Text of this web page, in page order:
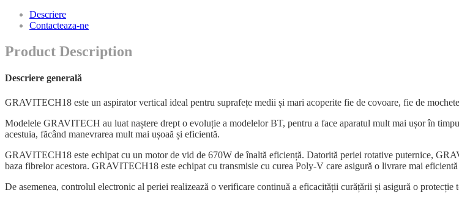
Descriere
Contacteaza-ne
Product Description
Descriere generală
GRAVITECH18 este un aspirator vertical ideal pentru suprafețe medii și mari acoperite fie de covoare, fie de
Modelele GRAVITECH au luat naștere drept o evoluție a modelelor BT, pentru a face aparatul mult mai ușor în
acestuia, făcând manevrarea mult mai ușoaă și eficientă.
GRAVITECH18 este echipat cu un motor de vid de 670W de înaltă eficiență. Datorită periei rotative puternice,
baza fibrelor acestora. GRAVITECH18 este echipat cu transmisie cu curea Poly-V care asigură o livrare mai
De asemenea, controlul electronic al periei realizează o verificare continuă a eficacității curățării și asigură o